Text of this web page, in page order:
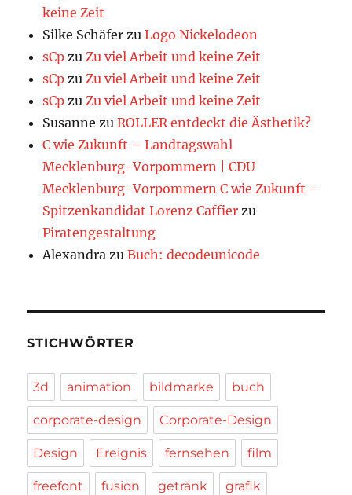
keine Zeit
Silke Schäfer zuLogo Nickelodeon
sCp zuZu viel Arbeit und keine Zeit
sCp zuZu viel Arbeit und keine Zeit
sCp zuZu viel Arbeit und keine Zeit
Susanne zuROLLER entdeckt die Ästhetik?
C wie Zukunft – Landtagswahl
Mecklenburg-Vorpommern | CDU
Mecklenburg-Vorpommern C wie Zukunft -
Spitzenkandidat Lorenz Caffier zu
Piratengestaltung
Alexandra zuBuch: decodeunicode
STICHWÖRTER
3d animation bildmarke buch
corporate-design Corporate-Design
Design Ereignis fernsehen film
freefont fusion getränk grafik